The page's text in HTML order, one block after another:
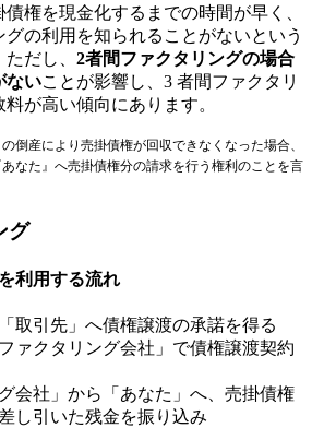
権を現金化するまでの時間が早く、
の利用を知られることがないという
だし、 2者間ファクタリングの場合
ないことが影響し、3 者間ファクタリ
が高い傾向にあります。
倒産により売掛債権が回収できなくなった場合、
あなた』へ売掛債権分の請求を行う権利のことを言
グ
利用する流れ
取引先」へ債権譲渡の承諾を得る
ァクタリング会社」で債権譲渡契約
会社」から「あなた」へ、売掛債権
し引いた残金を振り込み